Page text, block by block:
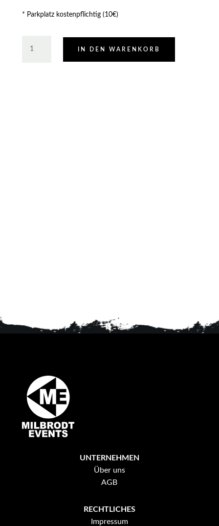
* Parkplatz kostenpflichtig (10€)
IN DEN WARENKORB
UNTERNEHMEN
Über uns
AGB
RECHTLICHES
Impressum